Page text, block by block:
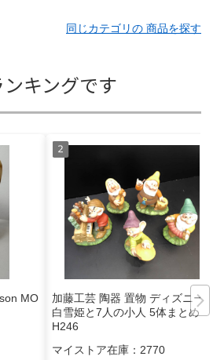
同じカテゴリの 商品を探す
キングです
MO
加藤工芸 陶器 置物 ディズニー
白雪姫と7人の小人 5体まとめ M
H246
マイストア在庫： 2770